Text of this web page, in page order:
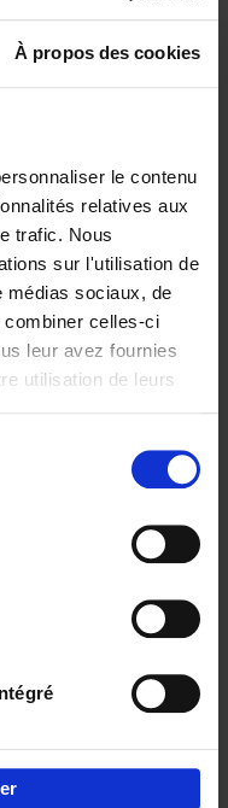
À propos des cookies
le contenu
relatives aux
trafic. Nous
sur l'utilisation de
médias sociaux, de
combiner celles-ci
leur avez fournies
utilisation de leurs
= Building
De Feyter
Carolien Boom
2025 200
like a PRO -
revised edition (EN)